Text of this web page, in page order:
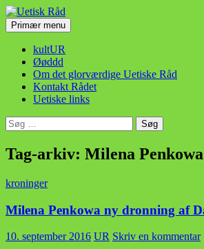
Hop
til
indhold
Uetisk Råd
SøgPrimær menu
kultUR
Øøddd
Om det glorværdige Uetiske Råd
Kontakt Rådet
Uetiske links
Søg
efter:
Tag-arkiv: Milena Penkowa
kroninger
Milena Penkowa ny dronning af
10. september 2016 UR Skriv en kommentar